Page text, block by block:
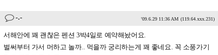
-.- '09.6.29 11:36 AM (119.64.xxx.231)
서해안에 꽤 괜찮은 펜션 3박4일로 예약해놨어요.
벌써부터 가서 머하고 놀까.. 먹을까 궁리하는게 꽤 좋네요. 꼭 소풍가기